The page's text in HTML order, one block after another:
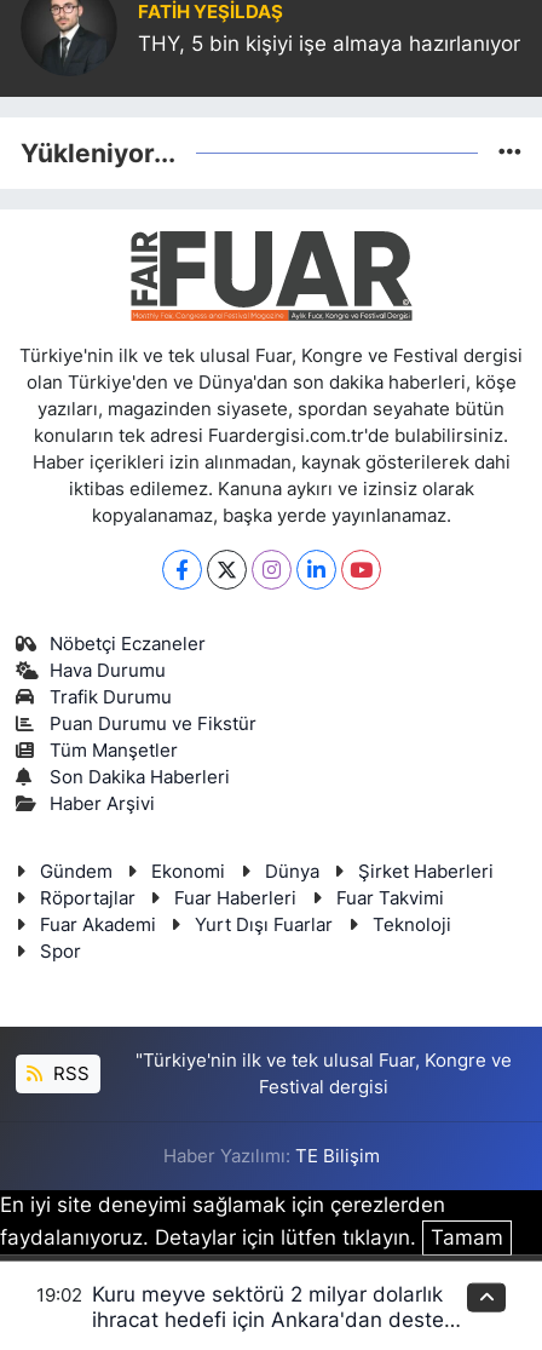
FATIH YEŞİLDAŞ
THY, 5 bin kişiyi işe almaya hazırlanıyor
Yükleniyor...
Türkiye'nin ilk ve tek ulusal Fuar, Kongre ve Festival dergisi
olan Türkiye'den ve Dünya'dan son dakika haberleri, köşe
yazıları, magazinden siyasete, spordan seyahate bütün
konuların tek adresi Fuardergisi.com.tr'de bulabilirsiniz.
Haber içerikleri izin alınmadan, kaynak gösterilerek dahi
iktibas edilemez. Kanuna aykırı ve izinsiz olarak
kopyalanamaz, başka yerde yayınlanamaz.
Nöbetçi Eczaneler
Hava Durumu
Trafik Durumu
Puan Durumu ve Fikstür
Tüm Manşetler
Son Dakika Haberleri
Haber Arşivi
Gündem Ekonomi Dünya
Şirket Haberleri
Röportajlar
Fuar Haberleri
Fuar Takvimi
Fuar Akademi
Yurt Dışı Fuarlar
Teknoloji
Spor
RSS
"Türkiye'nin ilk ve tek ulusal Fuar, Kongre ve
Festival dergisi
Haber Yazılımı: TE Bilişim
En iyi site deneyimi sağlamak için çerezlerden
faydalanıyoruz. Detaylar için lütfen tıklayın.
Tamam
19:02 Kuru meyve sektörü 2 milyar dolarlık
ihracat hedefi için Ankara'dan destek